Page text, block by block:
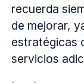
recuerda
de mejorar,
estratégicas
servicios